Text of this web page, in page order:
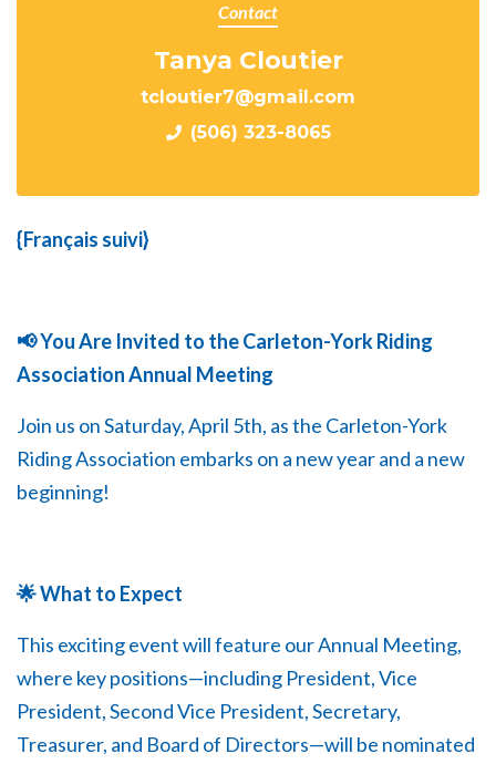
Contact
Tanya Cloutier
tcloutier7@gmail.com
(506) 323-8065
{Français suivi}
📢 You Are Invited to the Carleton-York Riding
Association Annual Meeting
Join us on Saturday, April 5th, as the Carleton-York
Riding Association embarks on a new year and a new
beginning!
🌟 What to Expect
This exciting event will feature our Annual Meeting,
where key positions—including President, Vice
President, Second Vice President, Secretary,
Treasurer, and Board of Directors—will be nominated